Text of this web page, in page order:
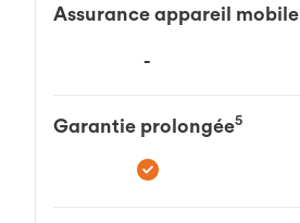
Assurance appareil mobile
-
Garantie prolongée5